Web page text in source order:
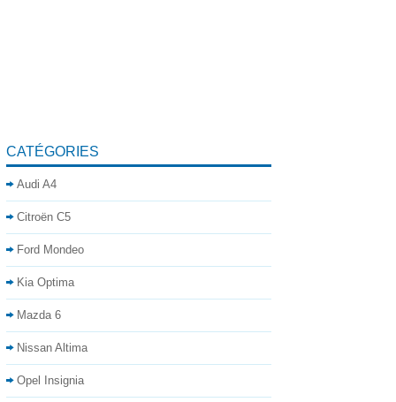
CATÉGORIES
Audi A4
Citroën C5
Ford Mondeo
Kia Optima
Mazda 6
Nissan Altima
Opel Insignia